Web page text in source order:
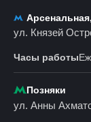
ул. Князей
Часы работы
Позняки
ул. Анны